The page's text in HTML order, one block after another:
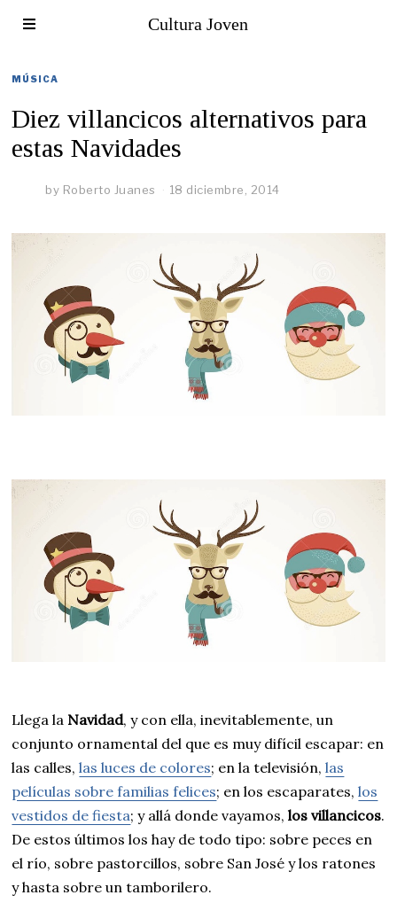
Cultura Joven
MÚSICA
Diez villancicos alternativos para
estas Navidades
by Roberto Juanes 18 diciembre, 2014
Llega la Navidad, y con ella, inevitablemente, un
conjunto ornamental del que es muy difícil escapar: en
las calles,las luces de colores; en la televisión,las
películas sobre familias felices; en los escaparates,los
vestidos de fiesta; y allá donde vayamos,los villancicos.
De estos últimos los hay de todo tipo: sobre peces en
el río, sobre pastorcillos, sobre San José y los ratones
y hasta sobre un tamborilero.